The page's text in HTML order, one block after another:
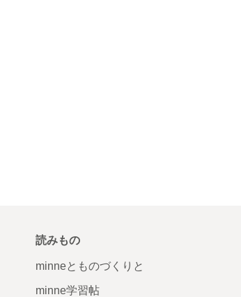
読みもの
minneとものづくりと
minne学習帖